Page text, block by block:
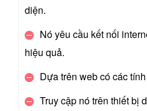
diện.
Nó yêu cầu kết nối
hiệu quả.
Dựa trên web có các
Truy cập nó trên thiết bị